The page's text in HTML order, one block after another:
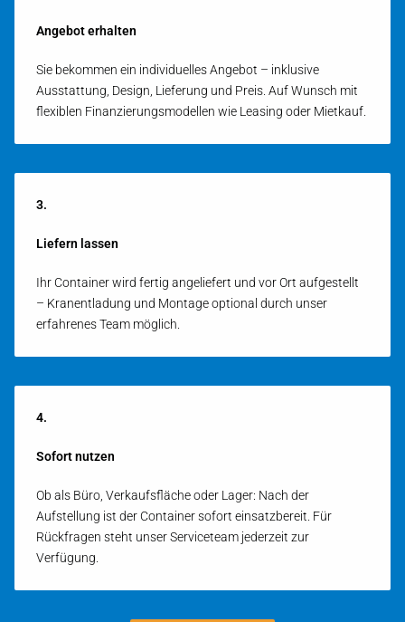
Angebot erhalten
Sie bekommen ein individuelles Angebot – inklusive
Ausstattung, Design, Lieferung und Preis. Auf Wunsch mit
flexiblen Finanzierungs­model­len wie Leasing oder Mietkauf.
3.
Liefern lassen
Ihr Container wird fertig angeliefert und vor Ort aufgestellt
– Kran­entladung und Montage optional durch unser
erfahrenes Team möglich.
4.
Sofort nutzen
Ob als Büro, Verkaufsfläche oder Lager: Nach der
Aufstellung ist der Container sofort einsatzbereit. Für
Rückfragen steht unser Serviceteam jederzeit zur
Verfügung.